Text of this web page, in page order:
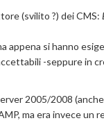
(svilito ?) dei CMS:
appena si hanno
-seppure in
2005/2008
ma era invece un